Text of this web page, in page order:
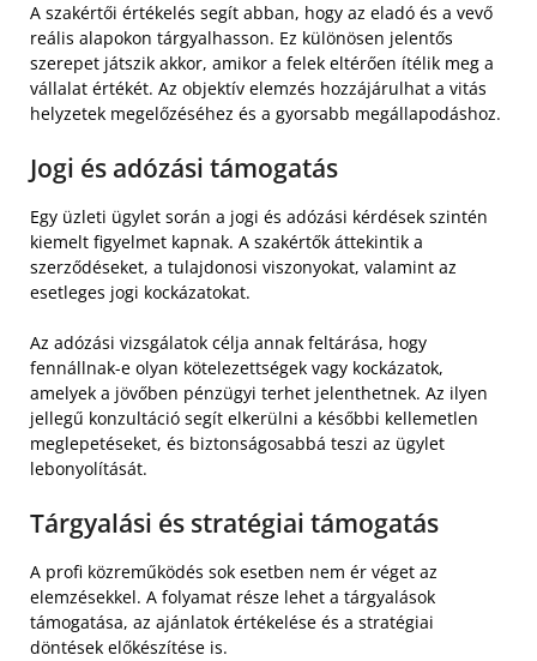
A szakértői értékelés segít abban, hogy az eladó és a vevő
reális alapokon tárgyalhasson. Ez különösen jelentős
szerepet játszik akkor, amikor a felek eltérően ítélik meg a
vállalat értékét. Az objektív elemzés hozzájárulhat a vitás
helyzetek megelőzéséhez és a gyorsabb megállapodáshoz.
Jogi és adózási támogatás
Egy üzleti ügylet során a jogi és adózási kérdések szintén
kiemelt figyelmet kapnak. A szakértők áttekintik a
szerződéseket, a tulajdonosi viszonyokat, valamint az
esetleges jogi kockázatokat.
Az adózási vizsgálatok célja annak feltárása, hogy
fennállnak-e olyan kötelezettségek vagy kockázatok,
amelyek a jövőben pénzügyi terhet jelenthetnek. Az ilyen
jellegű konzultáció segít elkerülni a későbbi kellemetlen
meglepetéseket, és biztonságosabbá teszi az ügylet
lebonyolítását.
Tárgyalási és stratégiai támogatás
A profi közreműködés sok esetben nem ér véget az
elemzésekkel. A folyamat része lehet a tárgyalások
támogatása, az ajánlatok értékelése és a stratégiai
döntések előkészítése is.